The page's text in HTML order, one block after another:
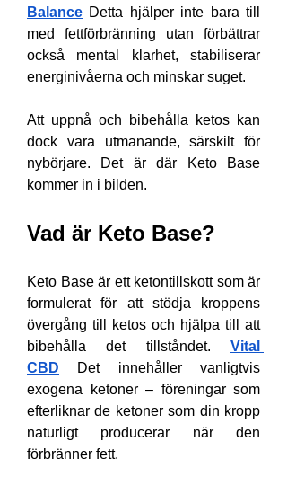
Balance Detta hjälper inte bara till
med fettförbränning utan förbättrar
också mental klarhet, stabiliserar
energinivåerna och minskar suget.
Att uppnå och bibehålla ketos kan
dock vara utmanande, särskilt för
nybörjare. Det är där Keto Base
kommer in i bilden.
Vad är Keto Base?
Keto Base är ett ketontillskott som är
formulerat för att stödja kroppens
övergång till ketos och hjälpa till att
bibehålla det tillståndet. Vital
CBD Det innehåller vanligtvis
exogena ketoner – föreningar som
efterliknar de ketoner som din kropp
naturligt producerar när den
förbränner fett.